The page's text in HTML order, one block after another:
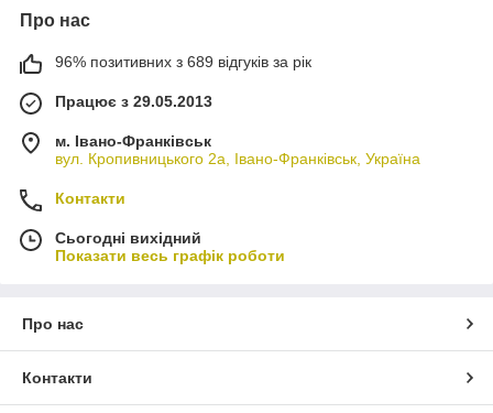
Про нас
96% позитивних з 689 відгуків за рік
Працює з 29.05.2013
м. Івано-Франківськ
вул. Кропивницького 2а, Івано-Франківськ, Україна
Контакти
Сьогодні вихідний
Показати весь графік роботи
Про нас
Контакти